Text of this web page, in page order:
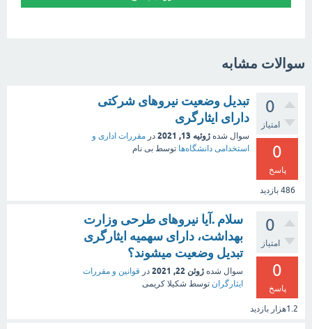
سوالات مشابه
0
امتیاز
0
پاسخ
486 بازدید
تبدیل وضعیت نیروهای شرکتی
دارای ایثارگری
سوال شده ژوئیه 13, 2021 در مقررات اداری و
استخدامی دانشگاه‌ها توسط بی نام
0
امتیاز
0
پاسخ
1.2هزار بازدید
سلام .آیا نیروهای طرحی وزارت
بهداشت، دارای سهمیه ایثارگری
تبدیل وضعیت میشوند؟
سوال شده ژوئن 22, 2021 در قوانین و مقررات
ایثارگران توسط شکیلا کریمی